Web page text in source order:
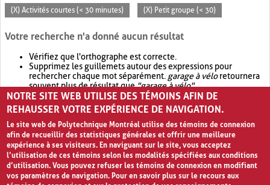
(X) Activités courtes (< 30 minutes) (X) Petit groupe (< 30)
Votre recherche n'a donné aucun résultat
Vérifiez que l'orthographe est correcte.
Supprimez les guillemets autour des expressions pour
rechercher chaque mot séparément. garage à véloretournera
souvent plus de résultat que"garage à vélo".
Envisagez d'élargir votre recherche avec OR.garage OR vélo
retournera souvent plus de résultat quegarage à vélo
NOTRE SITE WEB UTILISE DES TÉMOINS AFIN DE
REHAUSSER VOTRE EXPÉRIENCE DE NAVIGATION.
Le site web de Polytechnique Montréal utilise des témoins de connexion
afin de recueillir des statistiques générales et offrir une meilleure
expérience à ses visiteurs. En naviguant sur le site, vous acceptez
l’utilisation de ces témoins selon les modalités spécifiées aux conditions
d’utilisation. Vous pouvez refuser les témoins de connexion en modifiant
vos paramètres de navigation. Pour en savoir plus sur le recours aux